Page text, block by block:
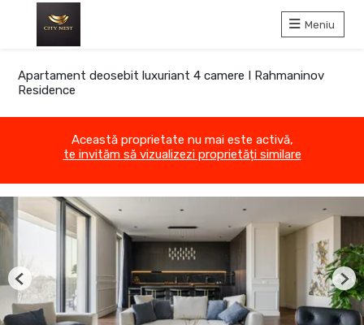
Meniu
Apartament deosebit luxuriant 4 camere I Rahmaninov
Residence
Această proprietate nu mai este activă,
te invităm să vizualizezi proprietăți similare
Previous